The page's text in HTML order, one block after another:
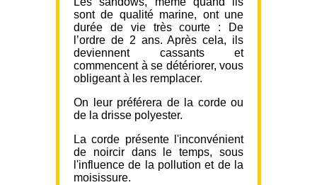
sont de qualité marine, ont une
durée de vie très courte : De
l’ordre de 2 ans. Après cela, ils
deviennent cassants et
commencent à se détériorer, vous
obligeant à les remplacer.
On leur préférera de la corde ou
de la drisse polyester.
La corde présente l'inconvénient
de noircir dans le temps, sous
l'influence de la pollution et de la
moisissure.